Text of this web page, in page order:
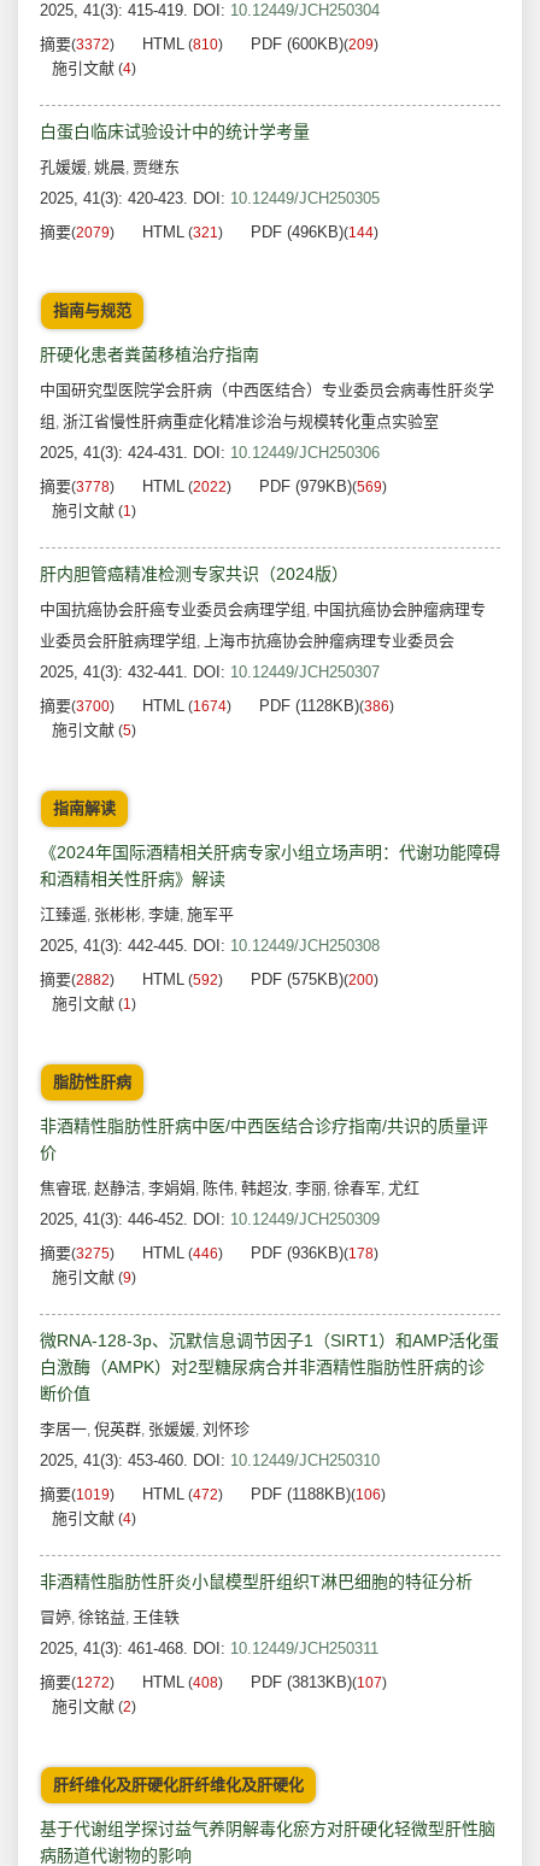
2025, 41(3): 415-419. DOI: 10.12449/JCH250304
摘要(3372) HTML (810) PDF (600KB)(209)
施引文献 (4)
白蛋白临床试验设计中的统计学考量
孔媛媛, 姚晨, 贾继东
2025, 41(3): 420-423. DOI: 10.12449/JCH250305
摘要(2079) HTML (321) PDF (496KB)(144)
指南与规范
肝硬化患者粪菌移植治疗指南
中国研究型医院学会肝病（中西医结合）专业委员会病毒性肝炎学
组 , 浙江省慢性肝病重症化精准诊治与规模转化重点实验室
2025, 41(3): 424-431. DOI: 10.12449/JCH250306
摘要(3778) HTML (2022) PDF (979KB)(569)
施引文献 (1)
肝内胆管癌精准检测专家共识（2024版）
中国抗癌协会肝癌专业委员会病理学组 , 中国抗癌协会肿瘤病理专
业委员会肝脏病理学组 ,
上海市抗癌协会肿瘤病理专业委员会
2025, 41(3): 432-441. DOI: 10.12449/JCH250307
摘要(3700) HTML (1674) PDF (1128KB)(386)
施引文献 (5)
指南解读
《2024年国际酒精相关肝病专家小组立场声明：代谢功能障碍
和酒精相关性肝病》解读
江臻遥, 张彬彬, 李婕, 施军平
2025, 41(3): 442-445. DOI: 10.12449/JCH250308
摘要(2882) HTML (592) PDF (575KB)(200)
施引文献 (1)
脂肪性肝病
非酒精性脂肪性肝病中医/中西医结合诊疗指南/共识的质量评
价
焦睿珉, 赵静洁, 李娟娟, 陈伟, 韩超汝, 李丽, 徐春军, 尤红
2025, 41(3): 446-452. DOI: 10.12449/JCH250309
摘要(3275) HTML (446) PDF (936KB)(178)
施引文献 (9)
微RNA-128-3p、沉默信息调节因子1（SIRT1）和AMP活化蛋
白激酶（AMPK）对2型糖尿病合并非酒精性脂肪性肝病的诊
断价值
李居一, 倪英群, 张媛媛, 刘怀珍
2025, 41(3): 453-460. DOI: 10.12449/JCH250310
摘要(1019) HTML (472) PDF (1188KB)(106)
施引文献 (4)
非酒精性脂肪性肝炎小鼠模型肝组织T淋巴细胞的特征分析
冒婷, 徐铭益, 王佳轶
2025, 41(3): 461-468. DOI: 10.12449/JCH250311
摘要(1272) HTML (408) PDF (3813KB)(107)
施引文献 (2)
肝纤维化及肝硬化肝纤维化及肝硬化
基于代谢组学探讨益气养阴解毒化瘀方对肝硬化轻微型肝性脑
病肠道代谢物的影响